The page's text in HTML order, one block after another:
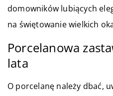
domowników lubiących
na świętowanie wielkich
Porcelanowa
lata
O porcelanę należy dbać,